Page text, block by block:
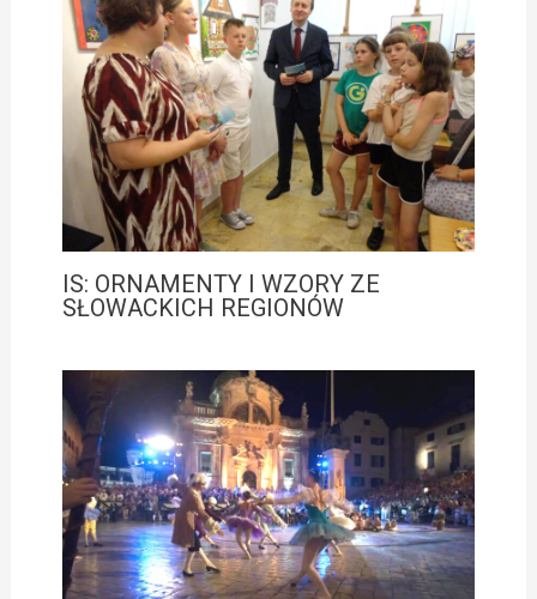
IS: ORNAMENTY I WZORY ZE
SŁOWACKICH REGIONÓW